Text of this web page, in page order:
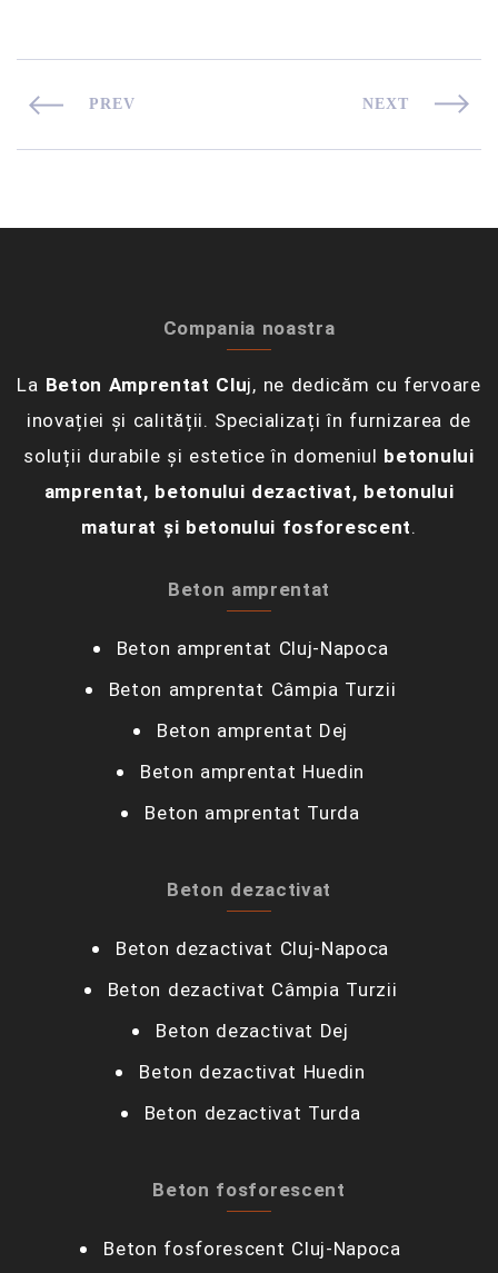
PREV NEXT
Compania noastra
La Beton Amprentat Cluj, ne dedicăm cu fervoare
inovației și calității. Specializați în furnizarea de
soluții durabile și estetice în domeniul betonului
amprentat, betonului dezactivat, betonului
maturat și betonului fosforescent.
Beton amprentat
Beton amprentat Cluj-Napoca
Beton amprentat Câmpia Turzii‎
Beton amprentat Dej
Beton amprentat Huedin
Beton amprentat Turda
Beton dezactivat
Beton dezactivat Cluj-Napoca
Beton dezactivat Câmpia Turzii‎
Beton dezactivat Dej
Beton dezactivat Huedin
Beton dezactivat Turda
Beton fosforescent
Beton fosforescent Cluj-Napoca